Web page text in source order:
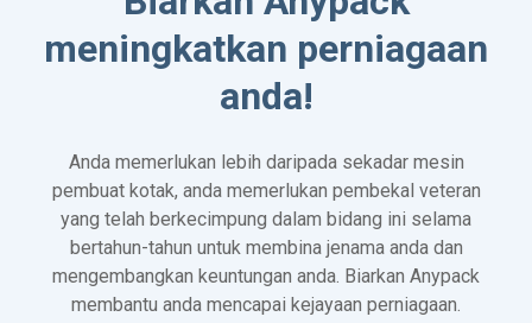
meningkatkan perniagaan
anda!
Anda memerlukan lebih daripada sekadar mesin
pembuat kotak, anda memerlukan pembekal veteran
yang telah berkecimpung dalam bidang ini selama
bertahun-tahun untuk membina jenama anda dan
mengembangkan keuntungan anda. Biarkan Anypack
membantu anda mencapai kejayaan perniagaan.